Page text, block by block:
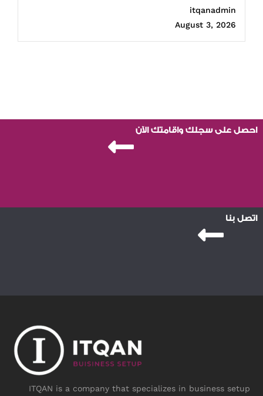
itqanadmin
August 3, 2026
احصل على سجلك واقامتك الآن
اتصل بنا
ITQAN is a company that specializes in business setup